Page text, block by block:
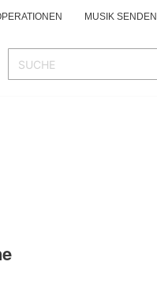
MUSIK SENDEN